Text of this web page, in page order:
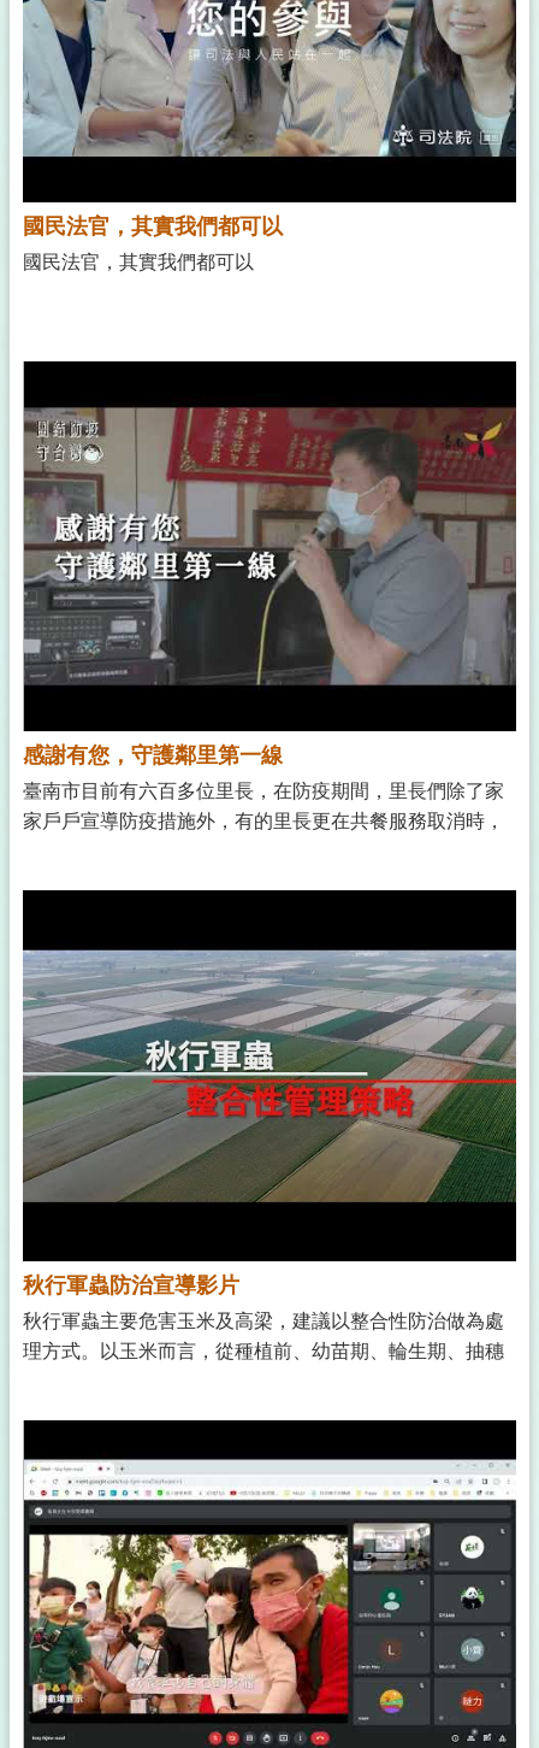
國民法官，其實我們都可以
國民法官，其實我們都可以
感謝有您，守護鄰里第一線
臺南市目前有六百多位里長，在防疫期間，里長們除了家
家戶戶宣導防疫措施外，有的里長更在共餐服務取消時，
秋行軍蟲防治宣導影片
秋行軍蟲主要危害玉米及高梁，建議以整合性防治做為處
理方式。以玉米而言，從種植前、幼苗期、輪生期、抽穗